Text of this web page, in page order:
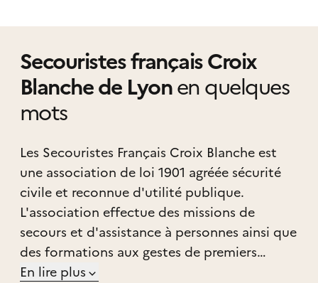
Secouristes français Croix
Blanche de Lyonen quelques
mots
Les Secouristes Français Croix Blanche est
une association de loi 1901 agréée sécurité
civile et reconnue d'utilité publique.
L'association effectue des missions de
secours et d'assistance à personnes ainsi que
des formations aux gestes de premiers
secours.
En lire plus